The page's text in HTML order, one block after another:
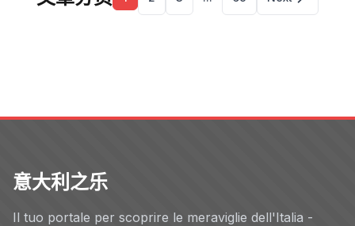
意大利之乐
Il tuo portale per scoprire le meraviglie dell'Italia -